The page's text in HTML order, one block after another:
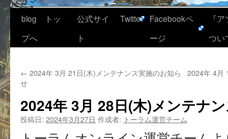
blog トッ
プへ
公式サイ
ト
Twitter
Facebookペ
ージ
『
つい
← 2024年 3月 21日(木)メンテナンス実施のお知ら
せ
2024年 4月
2024年 3月 28日(木)メンテナ
投稿日: 2024年3月27日 作成者: トーラム運営チーム